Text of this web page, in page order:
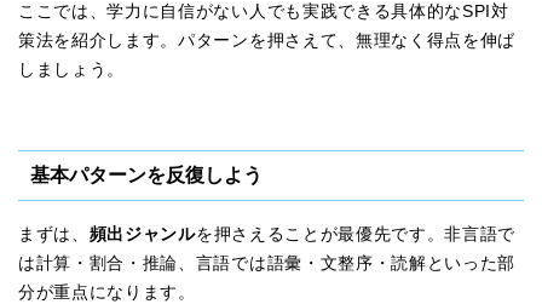
ここでは、学力に自信がない人でも実践できる具体的なSPI対
策法を紹介します。パターンを押さえて、無理なく得点を伸ば
しましょう。
基本パターンを反復しよう
まずは、 頻出ジャンルを押さえることが最優先です。非言語で
は計算・割合・推論、言語では語彙・文整序・読解といった部
分が重点になります。